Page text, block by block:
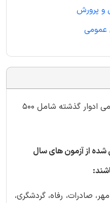
و پرورش
عمومی
اصل سوالات زبان انگلیسی عمومی ادوار گذشته شامل 500
از آزمون های سال
صادرات، رفاه، گردشگری،